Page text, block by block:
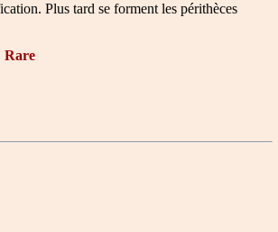
Plus tard se forment les périthèces
Rare